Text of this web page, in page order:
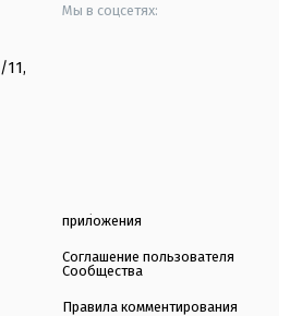
11,
Мы в соцсетях:
приложения
Соглашение пользователя
Сообщества
Правила комментирования